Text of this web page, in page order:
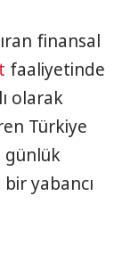
finansal
faaliyetinde
olarak
Türkiye
günlük
yabancı